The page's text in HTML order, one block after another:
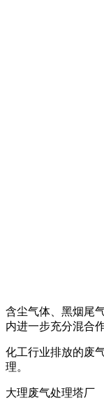
含尘气体、黑烟尾
内进一步充分混合
化工行业排放的废
理。
大理废气处理塔厂